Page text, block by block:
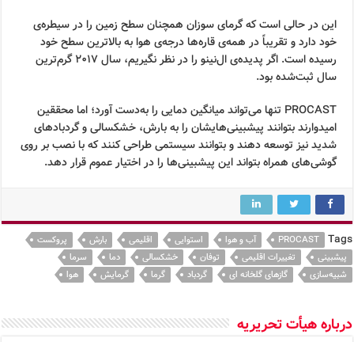
این در حالی است که گرمای سوزان همچنان سطح زمین را در سیطره‌ی
خود دارد و تقریباً در همه‌ی قاره‌ها درجه‌ی هوا به بالاترین سطح خود
رسیده است. اگر پدیده‌ی ال‌نینو را در نظر نگیریم، سال ۲۰۱۷ گرم‌ترین
سال ثبت‌شده بود.
PROCAST تنها می‌تواند میانگین دمایی را به‌دست آورد؛ اما محققین
امیدوارند بتوانند پیشبینی‌هایشان را به بارش، خشکسالی و گردبادهای
شدید نیز توسعه دهند و بتوانند سیستمی طراحی کنند که با نصب بر روی
گوشی‌های همراه بتواند این پیشبینی‌ها را در اختیار عموم قرار دهد.
Tags
PROCAST آب و هوا استوایی اقلیمی بارش
پروکست
پیشبینی
تغییرات اقلیمی توفان خشکسالی دما
سرما
شبیه‌سازی
گازهای گلخانه ای گردباد گرما گرمایش هوا
درباره هیأت تحریریه